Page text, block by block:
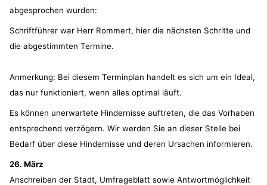
abgesprochen wurden:
Schriftführer war Herr Rommert, hier die nächsten Schritte und
die abgestimmten Termine.
Anmerkung: Bei diesem Terminplan handelt es sich um ein Ideal,
das nur funktioniert, wenn alles optimal läuft.
Es können unerwartete Hindernisse auftreten, die das Vorhaben
entsprechend verzögern. Wir werden Sie an dieser Stelle bei
Bedarf über diese Hindernisse und deren Ursachen informieren.
26. März
Anschreiben der Stadt, Umfrageblatt sowie Antwortmöglichkeit